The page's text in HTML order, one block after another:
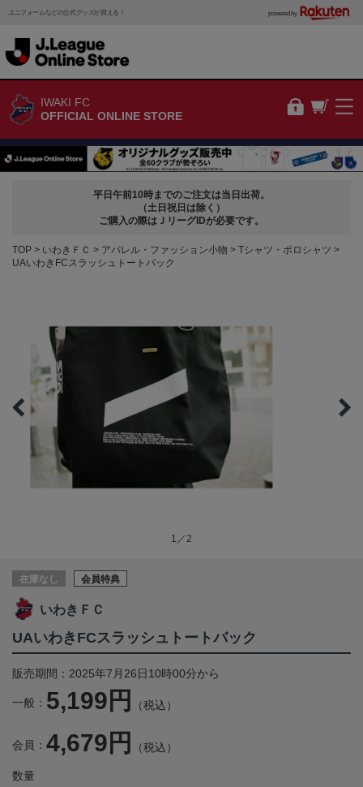
ユニフォームなどの公式グッズが買える！ powered by
IWAKI FC
OFFICIAL ONLINE STORE
平日午前10時までのご注文は当日出荷。
（土日祝日は除く）
ご購入の際はＪリーグIDが必要です。
TOP いわきＦＣ アパレル・ファッション小物
Tシャツ・ポロシャツ
UAいわきFCスラッシュトートバック
1／2
在庫なし 会員特典
いわきＦＣ
UAいわきFCスラッシュトートバック
販売期間：2025年7月26日10時00分から
一般： 5,199円 （税込）
会員： 4,679円 （税込）
数量